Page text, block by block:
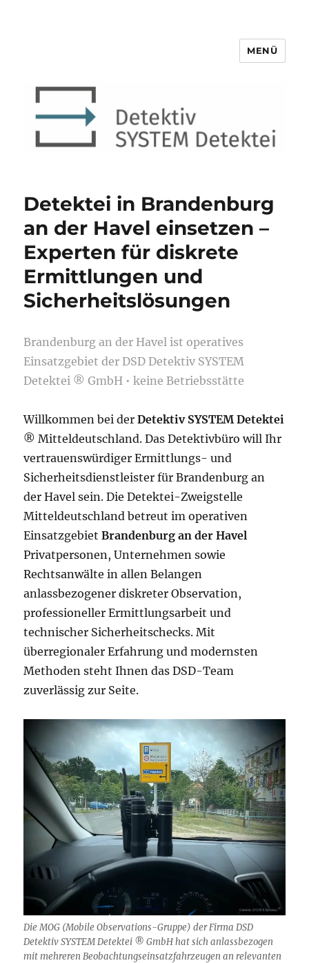
Detektiv SYSTEM Detektei ®
MENÜ
Detektei in Brandenburg
an der Havel einsetzen –
Experten für diskrete
Ermittlungen und
Sicherheitslösungen
Brandenburg an der Havel ist operatives
Einsatzgebiet der DSD Detektiv SYSTEM
Detektei ® GmbH • keine Betriebsstätte
Willkommen bei derDetektiv SYSTEM Detektei
® Mitteldeutschland. Das Detektivbüro will Ihr
vertrauenswürdiger Ermittlungs- und
Sicherheitsdienstleister für Brandenburg an
der Havel sein. Die Detektei-Zweigstelle
Mitteldeutschland betreut im operativen
EinsatzgebietBrandenburg an der Havel
Privatpersonen, Unternehmen sowie
Rechtsanwälte in allen Belangen
anlassbezogener diskreter Observation,
professioneller Ermittlungsarbeit und
technischer Sicherheitschecks. Mit
überregionaler Erfahrung und modernsten
Methoden steht Ihnen das DSD-Team
zuverlässig zur Seite.
Die MOG (Mobile Observations-Gruppe) der Firma DSD
Detektiv SYSTEM Detektei ® GmbH hat sich anlassbezogen
mit mehreren Beobachtungseinsatzfahrzeugen an relevanten